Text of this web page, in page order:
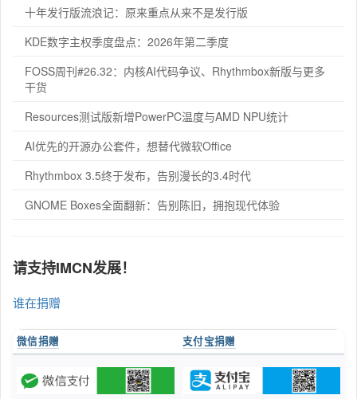
十年发行版流浪记：原来重点从来不是发行版
KDE数字主权季度盘点：2026年第二季度
FOSS周刊#26.32：内核AI代码争议、Rhythmbox新版与更多
干货
Resources测试版新增PowerPC温度与AMD NPU统计
AI优先的开源办公套件，想替代微软Office
Rhythmbox 3.5终于发布，告别漫长的3.4时代
GNOME Boxes全面翻新：告别陈旧，拥抱现代体验
请支持IMCN发展！
谁在捐赠
微信捐赠 支付宝捐赠